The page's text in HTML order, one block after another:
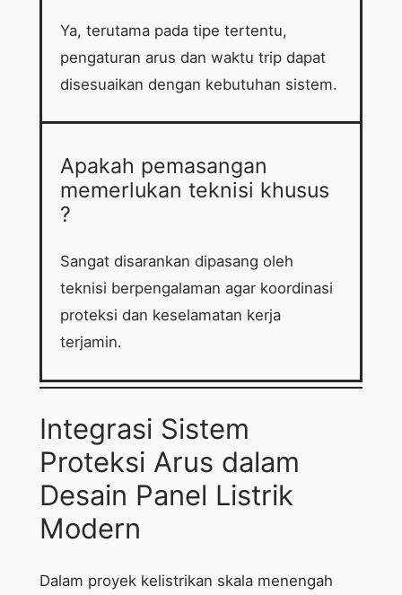
Ya, terutama pada tipe tertentu,
pengaturan arus dan waktu trip dapat
disesuaikan dengan kebutuhan sistem.
Apakah pemasangan
memerlukan teknisi khusus
?
Sangat disarankan dipasang oleh
teknisi berpengalaman agar koordinasi
proteksi dan keselamatan kerja
terjamin.
Integrasi Sistem
Proteksi Arus dalam
Desain Panel Listrik
Modern
Dalam proyek kelistrikan skala menengah